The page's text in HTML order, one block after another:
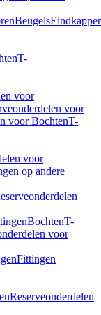
Beugels
T-
voor
voor
voor BochtenT-
voor
op andere
BochtenT-
voor
Fittingen
Reserveonderdelen